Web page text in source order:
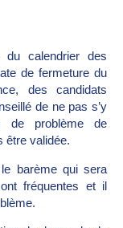
calendrier des
de fermeture du
des candidats
de ne pas s’y
de problème de
être validée.
barème qui sera
fréquentes et il